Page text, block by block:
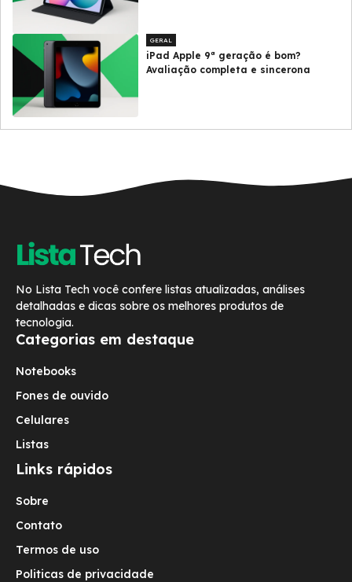
GERAL
iPad Apple 9ª geração é bom?
Avaliação completa e sincerona
No Lista Tech você confere listas atualizadas, análises
detalhadas e dicas sobre os melhores produtos de
tecnologia.
Categorias em destaque
Notebooks
Fones de ouvido
Celulares
Listas
Links rápidos
Sobre
Contato
Termos de uso
Politicas de privacidade